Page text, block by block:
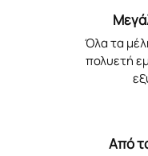
Όλα τα
πολυετή
Από